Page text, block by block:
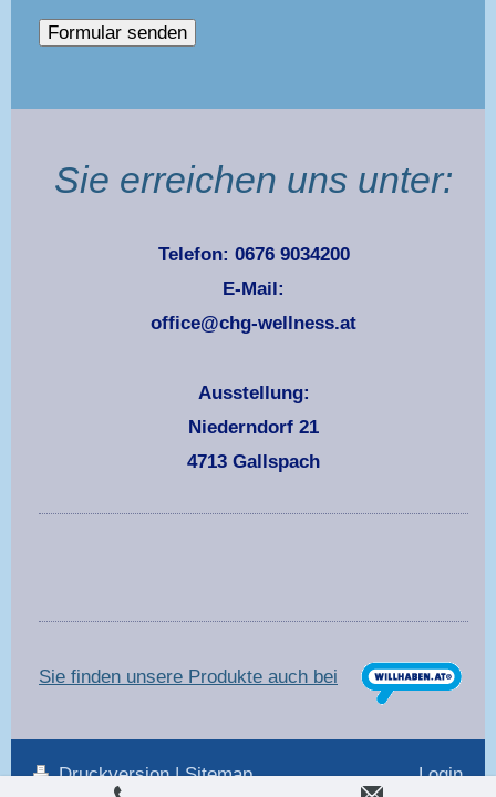
Sie erreichen uns unter:
Telefon: 0676 9034200
E-Mail:
office@chg-wellness.at
Ausstellung:
Niederndorf 21
4713 Gallspach
Sie finden unsere Produkte auch bei
Druckversion| Sitemap
Login